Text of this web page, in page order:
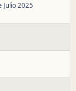
Julio 2025